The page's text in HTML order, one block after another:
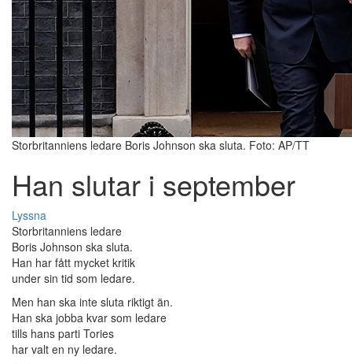
Storbritanniens ledare Boris Johnson ska sluta. Foto: AP/TT
Han slutar i september
Lyssna
Storbritanniens ledare
Boris Johnson ska sluta.
Han har fått mycket kritik
under sin tid som ledare.
Men han ska inte sluta riktigt än.
Han ska jobba kvar som ledare
tills hans parti Tories
har valt en ny ledare.